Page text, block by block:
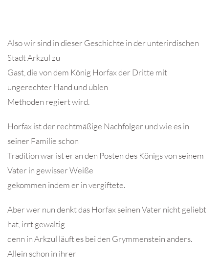
Also wir sind in dieser Geschichte in der unterirdischen
Stadt Arkzul zu
Gast, die von dem König Horfax der Dritte mit
ungerechter Hand und üblen
Methoden regiert wird.
Horfax ist der rechtmäßige Nachfolger und wie es in
seiner Familie schon
Tradition war ist er an den Posten des Königs von seinem
Vater in gewisser Weiße
gekommen indem er in vergiftete.
Aber wer nun denkt das Horfax seinen Vater nicht geliebt
hat, irrt gewaltig
denn in Arkzul läuft es bei den Grymmenstein anders.
Allein schon in ihrer